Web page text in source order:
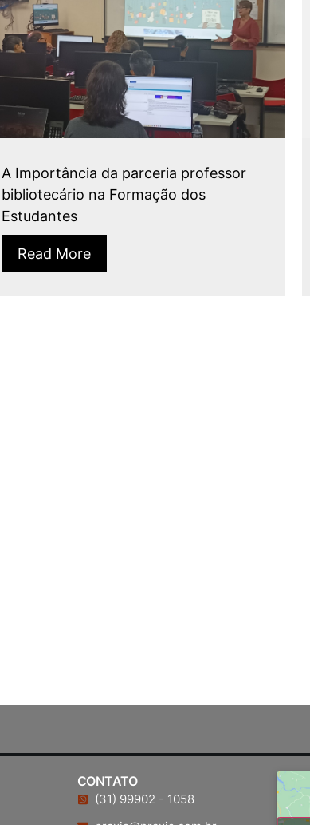
A Importância da parceria professor
bibliotecário na Formação dos
Estudantes
Read More
CONTATO
(31) 99902 - 1058